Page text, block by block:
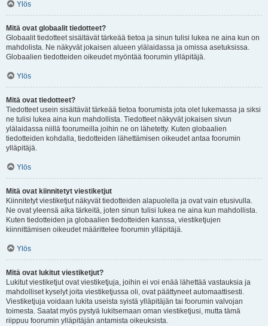
Ylös
Mitä ovat globaalit tiedotteet?
Globaalit tiedotteet sisältävät tärkeää tietoa ja sinun tulisi lukea ne aina kun on
mahdolista. Ne näkyvät jokaisen alueen ylälaidassa ja omissa asetuksissa.
Globaalien tiedotteiden oikeudet myöntää foorumin ylläpitäjä.
Ylös
Mitä ovat tiedotteet?
Tiedotteet usein sisältävät tärkeää tietoa foorumista jota olet lukemassa ja siksi
ne tulisi lukea aina kun mahdollista. Tiedotteet näkyvät jokaisen sivun
ylälaidassa niillä foorumeilla joihin ne on lähetetty. Kuten globaalien
tiedotteiden kohdalla, tiedotteiden lähettämisen oikeudet antaa foorumin
ylläpitäjä.
Ylös
Mitä ovat kiinnitetyt viestiketjut
Kiinnitetyt viestiketjut näkyvät tiedotteiden alapuolella ja ovat vain etusivulla.
Ne ovat yleensä aika tärkeitä, joten sinun tulisi lukea ne aina kun mahdollista.
Kuten tiedotteiden ja globaalien tiedotteiden kanssa, viestiketjujen
kiinnittämisen oikeudet määrittelee foorumin ylläpitäjä.
Ylös
Mitä ovat lukitut viestiketjut?
Lukitut viestiketjut ovat viestiketjuja, joihin ei voi enää lähettää vastauksia ja
mahdolliset kyselyt joita viestiketjussa oli, ovat päättyneet automaattisesti.
Viestiketjuja voidaan lukita useista syistä ylläpitäjän tai foorumin valvojan
toimesta. Saatat myös pystyä lukitsemaan oman viestiketjusi, mutta tämä
riippuu foorumin ylläpitäjän antamista oikeuksista.